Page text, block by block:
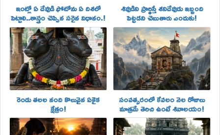
ఇంట్లో ఏ దేవుడి ఫోటోను ఏ దిశలో
పెట్టాలి..శాస్త్రం చెప్పిన సరైన విధానం.!
శివుడిని ప్రార్థిస్తే శనిదేవుడు ఇబ్బంది
పెట్టడని చెబుతారు ఎందుకు!
రెండు తలల నంది కొలువైన ఏకైక
క్షేత్రం!
సంవత్సరంలో కేవలం నెల రోజులు
మాత్రమే తెరిచి ఉంటే శివాలయం!